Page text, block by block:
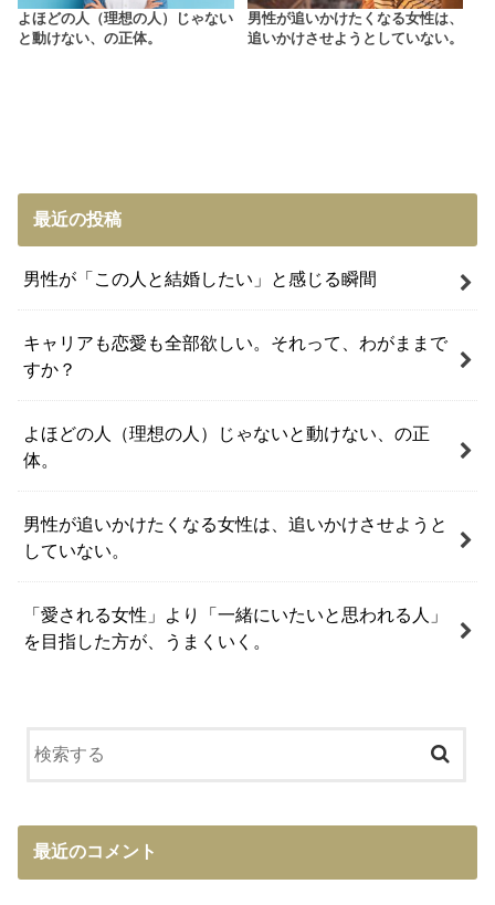
よほどの人（理想の人）じゃない
と動けない、の正体。
男性が追いかけたくなる女性は、
追いかけさせようとしていない。
最近の投稿
男性が「この人と結婚したい」と感じる瞬間
キャリアも恋愛も全部欲しい。それって、わがままで
すか？
よほどの人（理想の人）じゃないと動けない、の正
体。
男性が追いかけたくなる女性は、追いかけさせようと
していない。
「愛される女性」より「一緒にいたいと思われる人」
を目指した方が、うまくいく。
最近のコメント